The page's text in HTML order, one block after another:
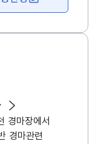
(numOfRows)
자료를
는 API 입니다.
경마장에서
경마관련